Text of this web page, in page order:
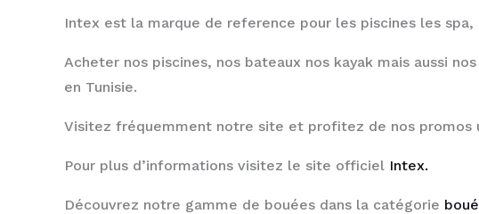
Intex est la marque de reference pour les piscines les
Acheter nos piscines, nos bateaux nos kayak mais aussi nos
en Tunisie.
Visitez fréquemment notre site et profitez de nos promos
Pour plus d’informations visitez le site officiel Intex.
Découvrez notre gamme de bouées dans la catégorie